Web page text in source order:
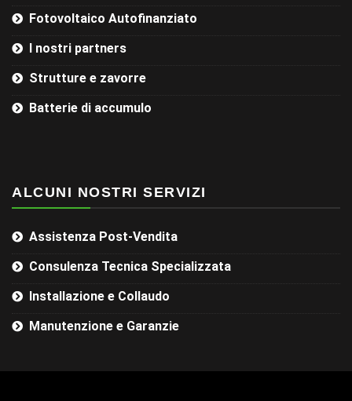
Fotovoltaico Autofinanziato
I nostri partners
Strutture e zavorre
Batterie di accumulo
ALCUNI NOSTRI SERVIZI
Assistenza Post-Vendita
Consulenza Tecnica Specializzata
Installazione e Collaudo
Manutenzione e Garanzie